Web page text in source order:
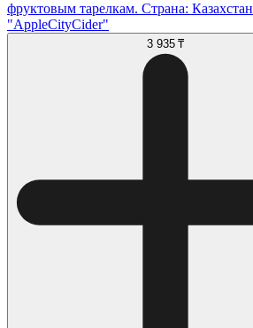
фруктовым тарелкам. Страна:
"AppleCityCider"
3 935 ₸